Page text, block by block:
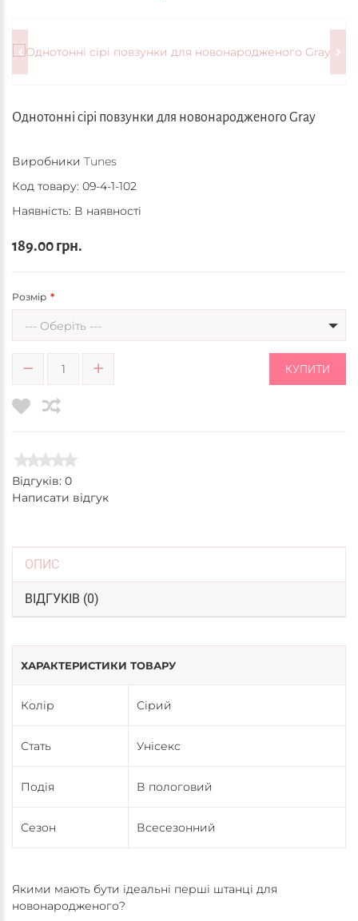
Однотонні сірі повзунки для новонародженого Gray
Виробники Tunes
Код товару: 09-4-1-102
Наявність: В наявності
189.00 грн.
Розмір
--- Оберіть ---
КУПИТИ
Відгуків: 0
Написати відгук
ОПИС
ВІДГУКІВ (0)
ХАРАКТЕРИСТИКИ ТОВАРУ
Колір Сірий
Стать Унісекс
Подія В пологовий
Сезон Всесезонний
Якими мають бути ідеальні перші штанці для
новонародженого?